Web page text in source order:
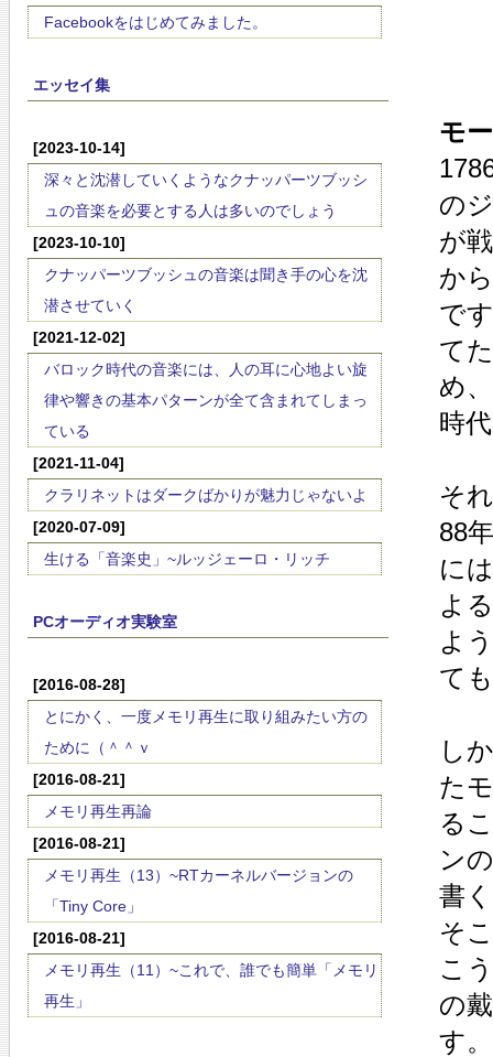
Facebookをはじめてみました。
エッセイ集
[2023-10-14]
深々と沈潜していくようなクナッパーツブッシ
ュの音楽を必要とする人は多いのでしょう
[2023-10-10]
クナッパーツブッシュの音楽は聞き手の心を沈
潜させていく
[2021-12-02]
バロック時代の音楽には、人の耳に心地よい旋
律や響きの基本パターンが全て含まれてしまっ
ている
[2021-11-04]
クラリネットはダークばかりが魅力じゃないよ
[2020-07-09]
生ける「音楽史」~ルッジェーロ・リッチ
PCオーディオ実験室
[2016-08-28]
とにかく、一度メモリ再生に取り組みたい方の
ために（＾＾ｖ
[2016-08-21]
メモリ再生再論
[2016-08-21]
メモリ再生（13）~RTカーネルバージョンの
「Tiny Core」
[2016-08-21]
メモリ再生（11）~これで、誰でも簡単「メモリ
再生」
モ
の
が
か
で
て
め
時
そ
88
に
よ
よ
て
し
た
る
ン
書
そ
こ
の
す